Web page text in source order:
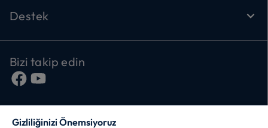
Destek
Bizi takip edin
Gizliliğinizi Önemsiyoruz